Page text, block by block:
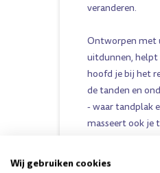
veranderen.
Ontworpen met
uitdunnen, helpt
hoofd je bij het
de tanden en
- waar tandplak
masseert ook je
Voor een ultra
schoon voelt.
Wij gebruiken cookies